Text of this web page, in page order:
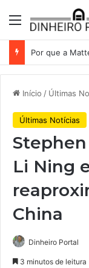
Menu
Início / Últimas
Últimas Notícias
Li Ning
China
Dinheiro Portal
3 minutos de leitura